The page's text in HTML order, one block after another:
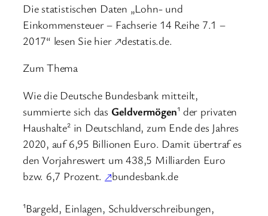
Die statistischen Daten „Lohn- und
Einkommensteuer – Fachserie 14 Reihe 7.1 –
2017“ lesen Sie hier ↗destatis.de.
Zum Thema
Wie die Deutsche Bundesbank mitteilt,
summierte sich das Geldvermögen¹ der privaten
Haushalte² in Deutschland, zum Ende des Jahres
2020, auf 6,95 Billionen Euro. Damit übertraf es
den Vorjahreswert um 438,5 Milliarden Euro
bzw. 6,7 Prozent. ↗bundesbank.de
¹Bargeld, Einlagen, Schuldverschreibungen,